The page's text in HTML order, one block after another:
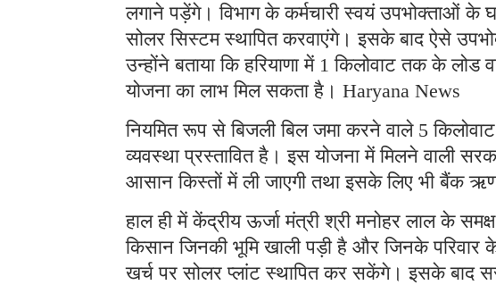
लगाने पड़ेंगे। विभाग के कर्मचारी स्वयं उपभोक्ताओं के
सोलर सिस्टम स्थापित करवाएंगे। इसके बाद ऐसे
उन्होंने बताया कि हरियाणा में 1 किलोवाट तक के
योजना का लाभ मिल सकता है। Haryana News
नियमित रूप से बिजली बिल जमा करने वाले 5
व्यवस्था प्रस्तावित है। इस योजना में मिलने वाली
आसान किस्तों में ली जाएगी तथा इसके लिए भी बैंक
हाल ही में केंद्रीय ऊर्जा मंत्री श्री मनोहर लाल के
किसान जिनकी भूमि खाली पड़ी है और जिनके
खर्च पर सोलर प्लांट स्थापित कर सकेंगे। इसके बाद